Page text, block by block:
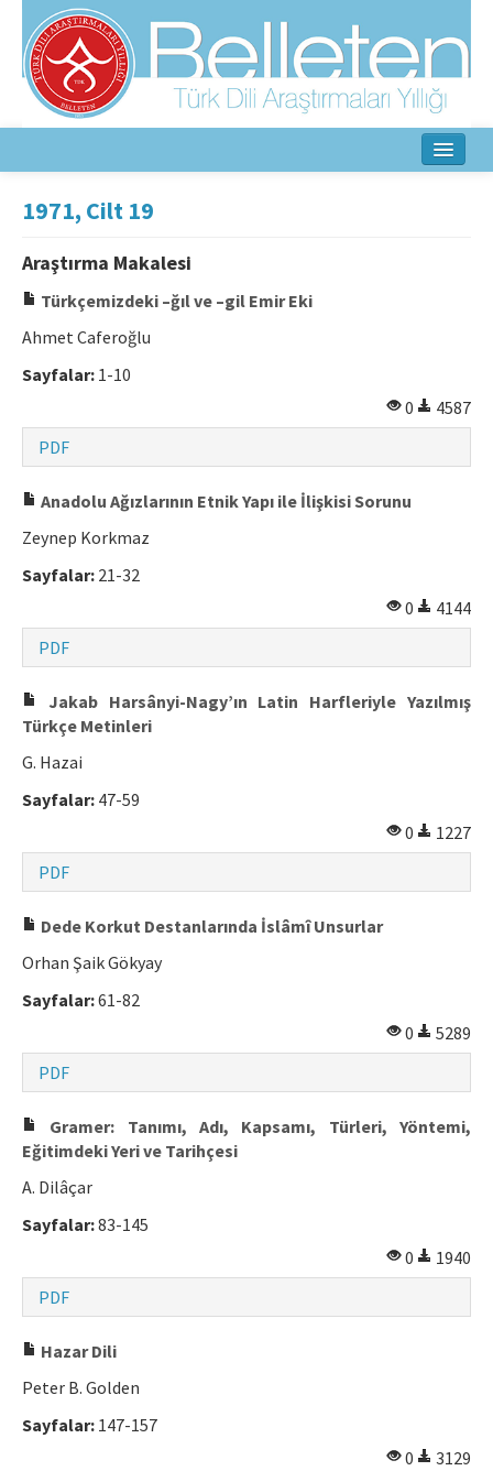
Yayın Kurulu
Yazarlar İçin
Etik İlkeler
Makale Gönder
ISSN: 0564-5050 · e-ISSN: 2651-5113
1971, Cilt 19
Araştırma Makalesi
Türkçemizdeki –ğıl ve –gil Emir Eki
Ahmet Caferoğlu
Sayfalar: 1-10
0
4587
PDF
Anadolu Ağızlarının Etnik Yapı ile İlişkisi Sorunu
Zeynep Korkmaz
Sayfalar: 21-32
0
4144
PDF
Jakab Harsânyi-Nagy’ın Latin Harfleriyle Yazılmış
Türkçe Metinleri
G. Hazai
Sayfalar: 47-59
0
1227
PDF
Dede Korkut Destanlarında İslâmî Unsurlar
Orhan Şaik Gökyay
Sayfalar:61-82
0
5289
PDF
Gramer: Tanımı, Adı, Kapsamı, Türleri, Yöntemi,
Eğitimdeki Yeri ve Tarihçesi
A. Dilâçar
Sayfalar:83-145
0
1940
PDF
Hazar Dili
Peter B. Golden
Sayfalar: 147-157
0
3129